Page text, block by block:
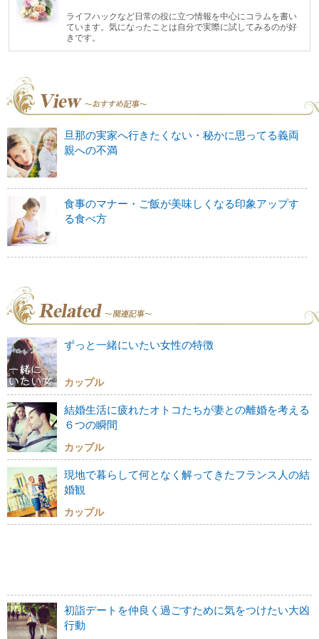
ライフハックなど日常の役に立つ情報を中心にコラムを書い
ています。気になったことは自分で実際に試してみるのが好
きです。
旦那の実家へ行きたくない・秘かに思ってる義両
親への不満
食事のマナー・ご飯が美味しくなる印象アップす
る食べ方
ずっと一緒にいたい女性の特徴
カップル
結婚生活に疲れたオトコたちが妻との離婚を考える
６つの瞬間
カップル
現地で暮らして何となく解ってきたフランス人の結
婚観
カップル
初詣デートを仲良く過ごすために気をつけたい大凶
行動